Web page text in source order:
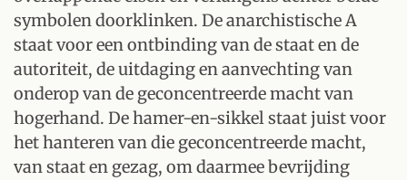
symbolen doorklinken. De anarchistische A
staat voor een ontbinding van de staat en de
autoriteit, de uitdaging en aanvechting van
onderop van de geconcentreerde macht van
hogerhand. De hamer-en-sikkel staat juist voor
het hanteren van die geconcentreerde macht,
van staat en gezag, om daarmee bevrijding